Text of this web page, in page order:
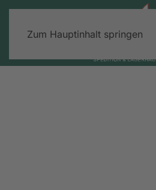
Zum Hauptinhalt springen